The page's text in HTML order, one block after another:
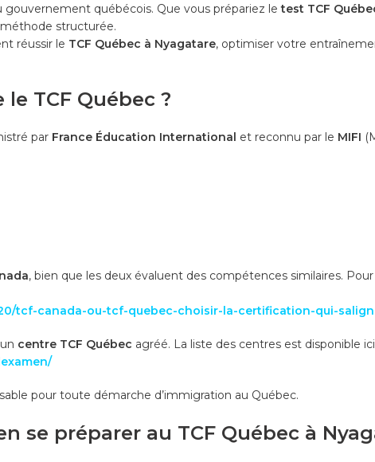
québécois. Que vous prépariez letest TCF
méthode structurée.
réussir le TCF Québec à Nyagatare, optimiser votre
le TCF Québec ?
par France Éducation International et reconnu par le MIFI
, bien que les deux évaluent des compétences similaires.
tcf-canada-ou-tcf-quebec-choisir-la-certification-qui-
centre TCF Québec agréé. La liste des centres est disponible
pour toute démarche d’immigration au Québec.
se préparer au TCF Québec à